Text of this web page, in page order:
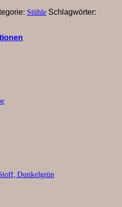
Stühle Schlagwörter: